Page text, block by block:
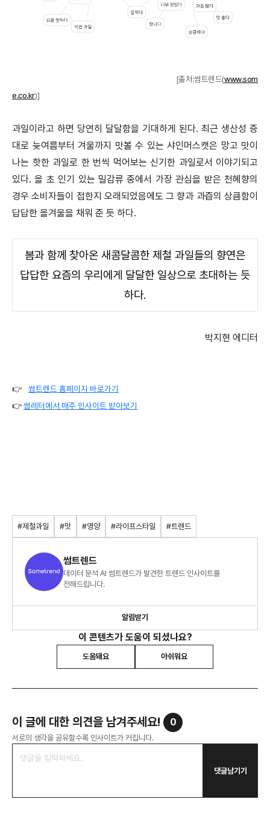
[출처:썸트렌드(www.som
e.co.kr)]
과일이라고 하면 당연히 달달함을 기대하게 된다. 최근 생산성 증
대로 늦여름부터 겨울까지 맛볼 수 있는 샤인머스캣은 망고 맛이
나는 핫한 과일로 한 번씩 먹어보는 신기한 과일로서 이야기되고
있다.올 초 인기 있는 밀감류 중에서 가장 관심을 받은 천혜향의
경우 소비자들이 접한지 오래되었음에도 그 향과 과즙의 상큼함이
답답한 올겨울을 채워 준 듯 하다.
봄과 함께 찾아온 새콤달콤한 제철 과일들의 향연은
답답한 요즘의 우리에게 달달한 일상으로 초대하는 듯
하다.
박지현 에디터
👉
썸트렌드 홈페이지 바로가기
👉썸레터에서 매주 인사이트 받아보기
#제철과일 #맛 #영양 #라이프스타일 #트렌드
썸트렌드
데이터 분석 AI 썸트렌드가 발견한 트렌드 인사이트를
전해드립니다.
알림받기
이 콘텐츠가 도움이 되셨나요?
도움돼요 아쉬워요
이 글에 대한 의견을 남겨주세요! 0
서로의 생각을 공유할수록 인사이트가 커집니다.
댓글남기기